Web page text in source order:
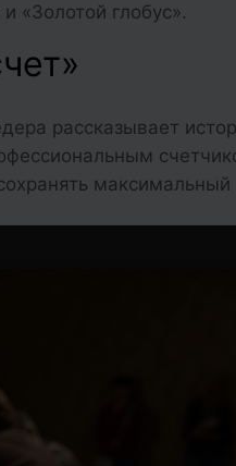
«Золотой глобус».
рассказывает